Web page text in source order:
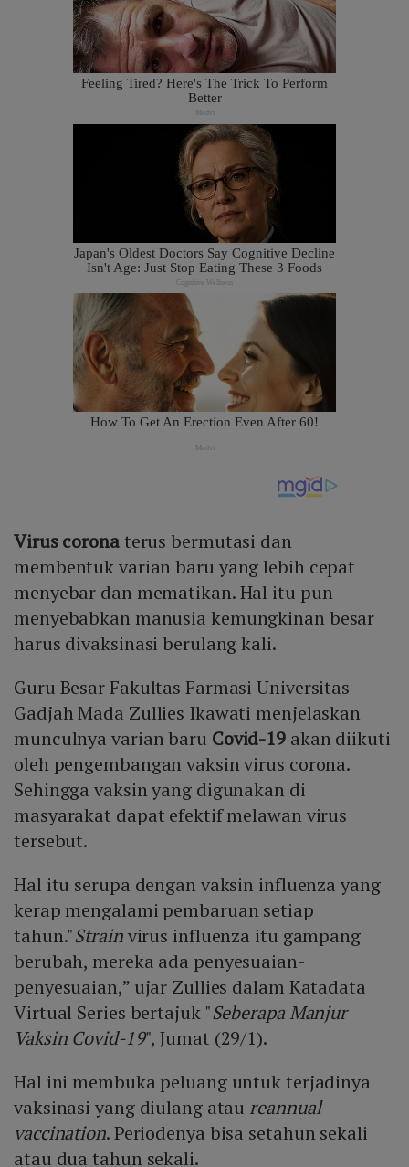
Virus coronaterus bermutasi dan
membentuk varian baru yang lebih cepat
menyebar dan mematikan. Hal itu pun
menyebabkan manusia kemungkinan besar
harus divaksinasi berulang kali.
Guru Besar Fakultas Farmasi Universitas
Gadjah Mada Zullies Ikawati menjelaskan
munculnya varian baru Covid-19 akan diikuti
oleh pengembangan vaksin virus corona.
Sehingga vaksin yang digunakan di
masyarakat dapat efektif melawan virus
tersebut.
Hal itu serupa dengan vaksin influenza yang
kerap mengalami pembaruan setiap
tahun."Strainvirus influenza itu gampang
berubah, mereka ada penyesuaian-
penyesuaian,” ujar Zullies dalam Katadata
Virtual Series bertajuk "Seberapa Manjur
Vaksin Covid-19", Jumat (29/1).
Hal ini membuka peluang untuk terjadinya
vaksinasi yang diulang atau reannual
vaccination. Periodenya bisa setahun sekali
atau dua tahun sekali.